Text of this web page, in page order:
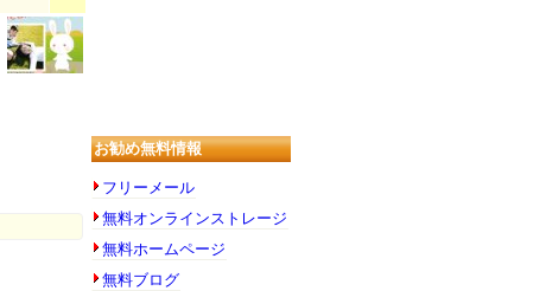
お勧め無料情報
フリーメール
無料オンラインストレージ
無料ホームページ
無料ブログ